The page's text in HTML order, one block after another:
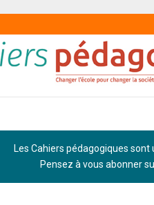
Les Cahiers pédagogiques
Pensez à vous abonner